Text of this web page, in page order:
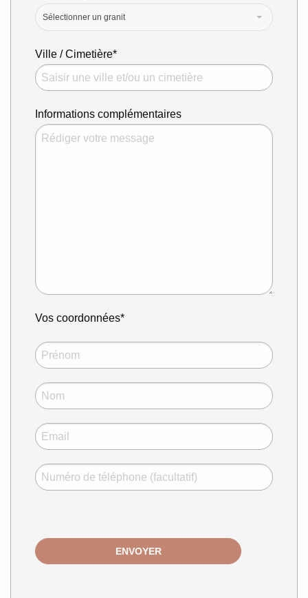
Sélectionner un granit
Ville / Cimetière*
Informations complémentaires
Vos coordonnées*